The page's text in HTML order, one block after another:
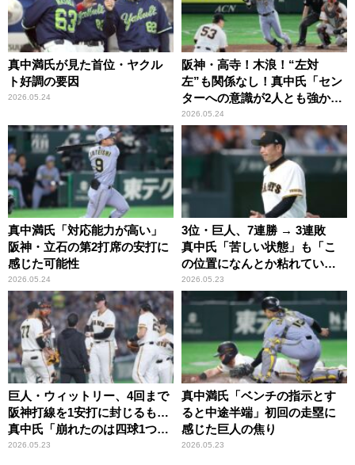
真中満氏が見た首位・ヤクル
ト好調の要因
2026.05.24
阪神・高寺！木浪！“左対
左”も関係なし！真中氏「セン
ターへの意識が2人とも強かっ
た」
2026.05.24
真中満氏「対応能力が高い」
阪神・立石の第2打席の安打に
感じた可能性
2026.05.24
3位・巨人、7連勝 → 3連敗
真中氏「苦しい状態」も「こ
の位置になんとか粘れてい
る」
2026.05.23
巨人・ウィットリー、4回まで
阪神打線を1安打に封じるも…
真中氏「崩れたのは四球1つか
らでしたからね」
2026.05.23
真中満氏「ベンチの指示とす
ると中途半端」初回の走塁に
感じた巨人の焦り
2026.05.23